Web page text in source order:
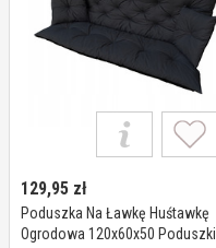
129,95 zł
Poduszka Na Ławkę Huśtawkę
Ogrodowa 120x60x50 Poduszki